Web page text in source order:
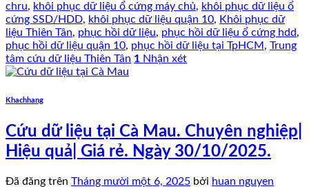
chru, khôi phục dữ liệu ổ cứng máy chủ, khôi phục dữ liệu ổ
cứng SSD/HDD, khôi phục dữ liệu quận 10, Khôi phục dữ
liệu Thiên Tân, phục hồi dữ liệu, phục hồi dữ liệu ổ cứng hdd,
phục hồi dữ liệu quận 10, phục hồi dữ liệu tại TpHCM , Trung
tâm cứu dữ liệu Thiên Tân 1 Nhận xét
Khachhang
Cứu dữ liệu tại Cà Mau. Chuyên nghiệp|
Hiệu quả| Giá rẻ. Ngày 30/10/2025.
Đã đăng trên Tháng mười một 6, 2025 bởi huan nguyen